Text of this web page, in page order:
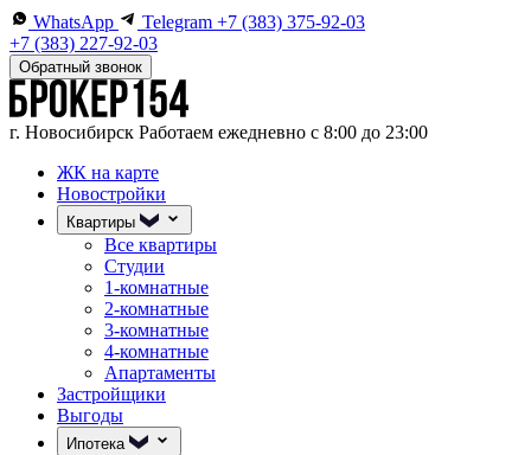
WhatsApp Telegram +7 (383) 375-92-03
+7 (383) 227-92-03
Обратный звонок
г. Новосибирск Работаем ежедневно с 8:00 до 23:00
ЖК на карте
Новостройки
Квартиры
Все квартиры
Студии
1-комнатные
2-комнатные
3-комнатные
4-комнатные
Апартаменты
Застройщики
Выгоды
Ипотека